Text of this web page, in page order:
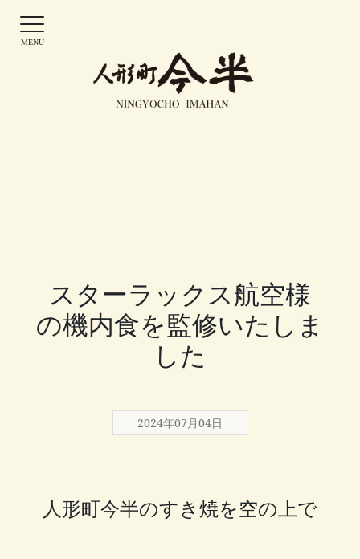
スターラックス航空様
の機内食を監修いたしま
した
2024年07月04日
人形町今半のすき焼を空の上で